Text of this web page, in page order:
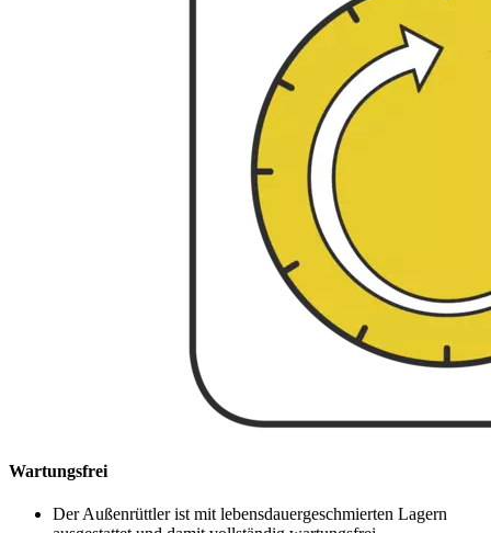
Wartungsfrei
Der Außenrüttler ist mit lebensdauergeschmierten Lagern